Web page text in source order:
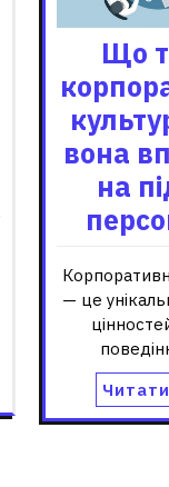
Що
вона
на
— це